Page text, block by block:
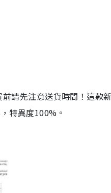
請先注意送貨時間！這款
特異度100%。